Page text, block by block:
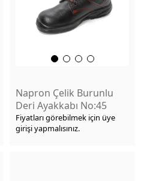
Napron Çelik Burunlu
Deri Ayakkabı No:45
Fiyatları görebilmek için üye
girişi yapmalısınız.